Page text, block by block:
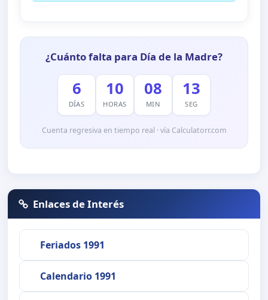
¿Cuánto falta para Día de la Madre?
6
DÍAS
10
HORAS
08
MIN
13
SEG
Cuenta regresiva en tiempo real · vía Calculatorr.com
Enlaces de Interés
Feriados 1991
Calendario 1991